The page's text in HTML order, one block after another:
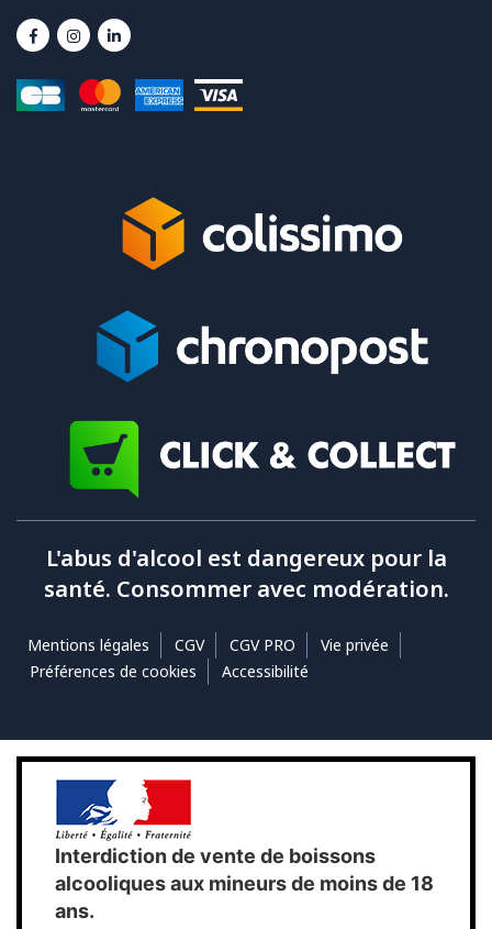
L'abus d'alcool est dangereux pour la
santé. Consommer avec modération.
Mentions légales CGV CGV PRO
Vie privée
Préférences de cookies
Accessibilité
Interdiction de vente de boissons
alcooliques aux mineurs de moins de 18
ans.